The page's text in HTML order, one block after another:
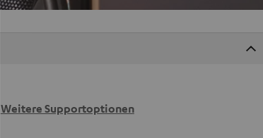
Weitere Supportoptionen